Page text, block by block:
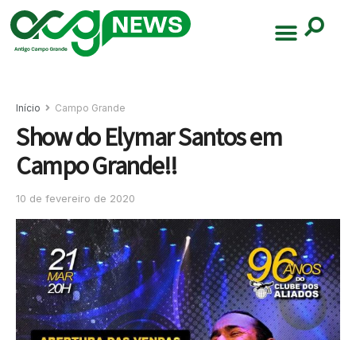
Início Campo Grande
Show do Elymar Santos em
Campo Grande!!
10 de fevereiro de 2020